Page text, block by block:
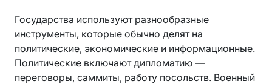
Государства используют разнообразные
инструменты, которые обычно делят на
политические, экономические и информационные.
Политические включают дипломатию —
переговоры, саммиты, работу посольств. Военный